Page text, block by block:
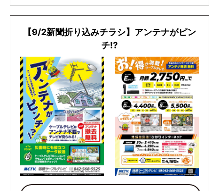
【9/2新聞折り込みチラシ】アンテナがピン
チ!?